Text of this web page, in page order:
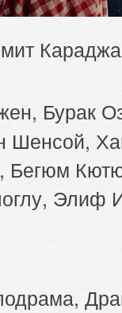
Бурак
Шенсой,
Бегюм
Элиф
,